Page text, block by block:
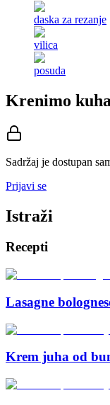
daska za rezanje
vilica
posuda
Krenimo
Sadržaj je dostupan
Prijavi se
Istraži
Recepti
Lasagne
Krem juha od